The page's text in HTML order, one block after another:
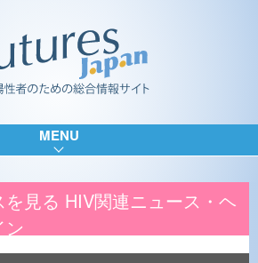
MENU
を見る HIV関連ニュース・ヘ
ン